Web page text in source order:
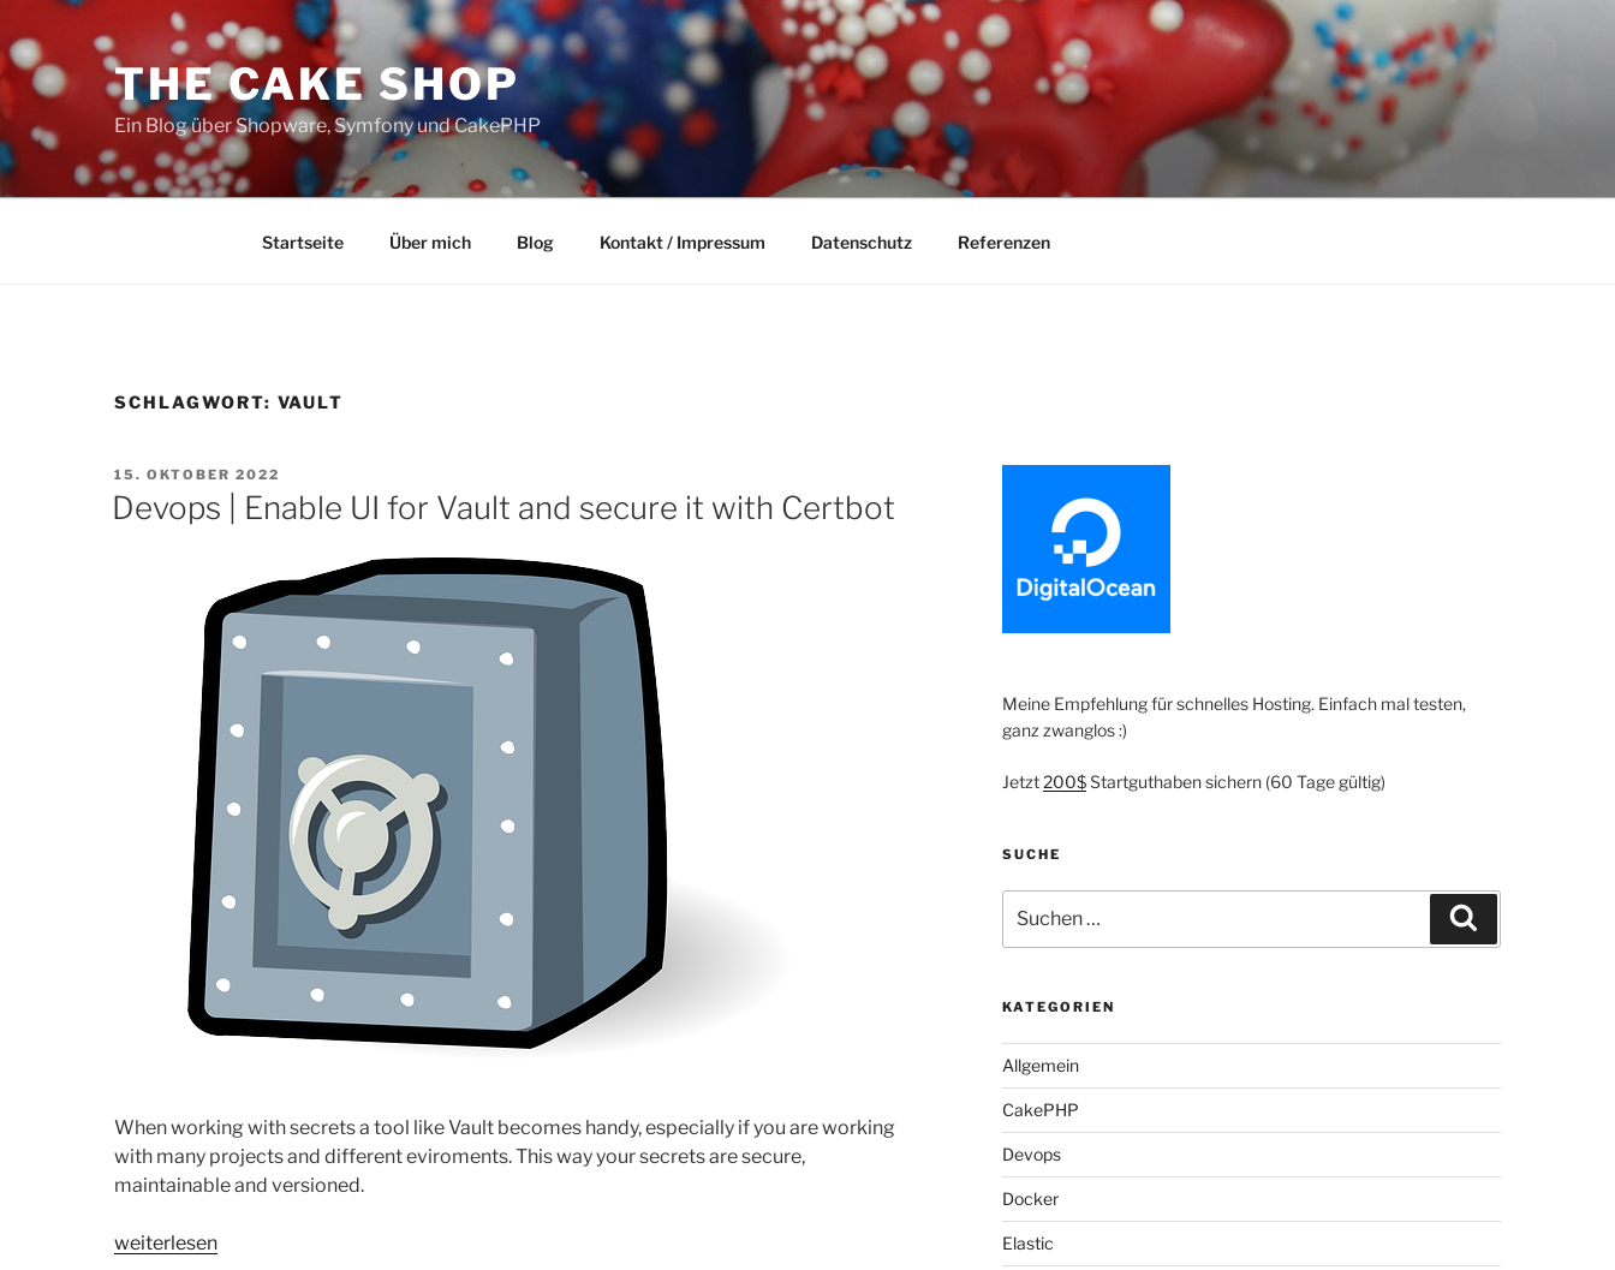
Inhalt
springen
THE CAKE SHOP
Ein Blog über Shopware, Symfony und CakePHP
Startseite Über mich Blog Kontakt / Impressum Datenschutz Referenzen
SCHLAGWORT: VAULT
VERÖFFENTLICHT
AM
15. OKTOBER 2022
Devops | Enable UI for Vault and secure it with Certbot
When working with secrets a tool like Vault becomes handy, especially if you are working
with many projects and different eviroments. This way your secrets are secure,
maintainable and versioned.
„Devops
weiterlesen
Meine Empfehlung für schnelles Hosting. Einfach mal testen,
ganz zwanglos :)
Jetzt200$Startguthaben sichern (60 Tage gültig)
SUCHE
nach:
KATEGORIEN
Allgemein
CakePHP
Devops
Docker
Elastic